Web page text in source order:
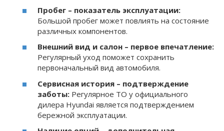
Пробег – показатель эксплуатации:
Большой пробег может повлиять на состояние
различных компонентов.
Внешний вид и салон – первое впечатление:
Регулярный уход поможет сохранить
первоначальный вид автомобиля.
Сервисная история – подтверждение
заботы: Регулярное ТО у официального
дилера Hyundai является подтверждением
бережной эксплуатации.